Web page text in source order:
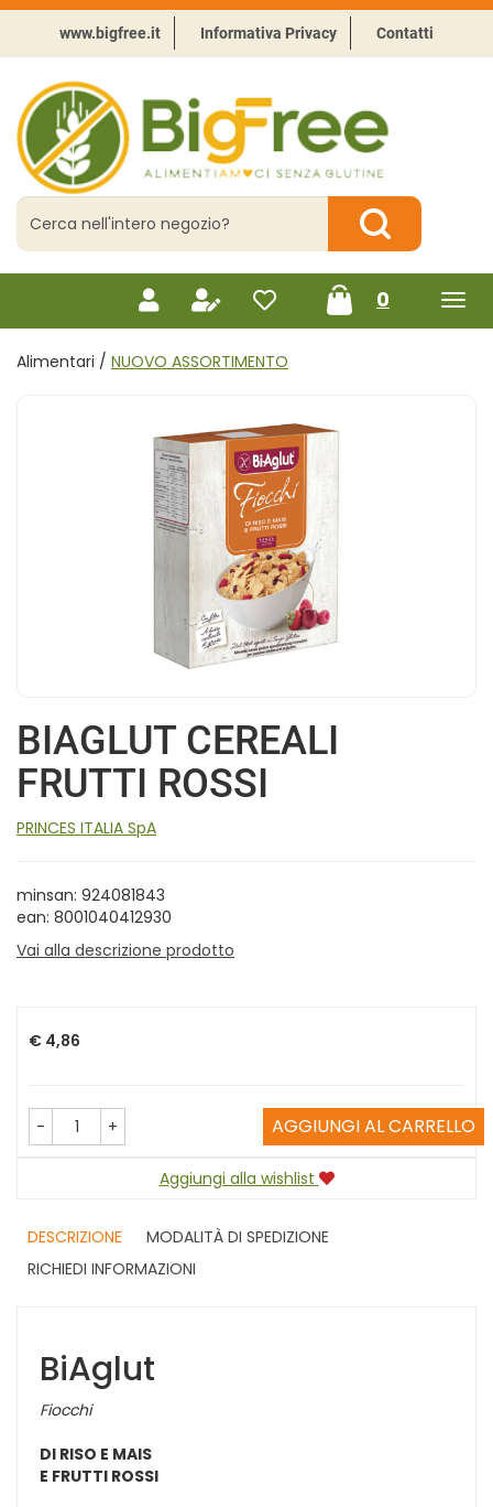
Passa
contenuto
principale
www.bigfree.it Informativa Privacy Contatti
BigFree
-
Punto
celiachia
Cerca
Prodotto
Cerca Prodotto
0prodotti
inseriti
Alimentari / NUOVO ASSORTIMENTO
BIAGLUT CEREALI
FRUTTI ROSSI
PRINCES ITALIA SpA
minsan: 924081843
ean: 8001040412930
Vai alla descrizione prodotto
Prezzo
€ 4,86
- + AGGIUNGI AL CARRELLO
Aggiungi alla wishlist
DESCRIZIONE
MODALITÀ DI SPEDIZIONE
RICHIEDI INFORMAZIONI
BiAglut
Fiocchi
DI RISO E MAIS
E FRUTTI ROSSI